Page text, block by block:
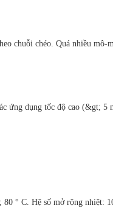
chéo. Quá nhiều mô-
dụng tốc độ cao (&gt; 5
° C. Hệ số mở rộng nhiệt: